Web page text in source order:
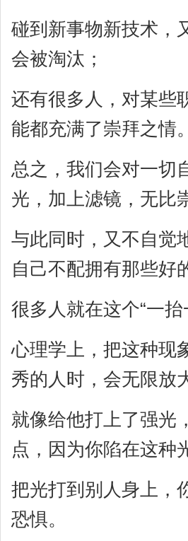
碰到新事物新技术，
会被淘汰；
还有很多人，对某些
能都充满了崇拜之情。
总之，我们会对一切
光，加上滤镜，无比
与此同时，又不自觉
自己不配拥有那些好
很多人就在这个“一
心理学上，把这种现
秀的人时，会无限放
就像给他打上了强光
点，因为你陷在这种
把光打到别人身上，
恐惧。